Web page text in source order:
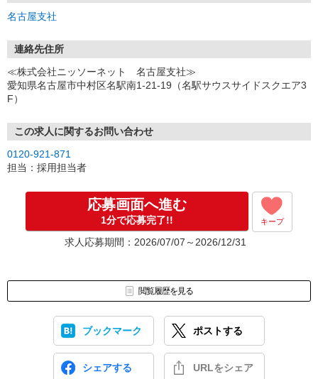
（2）面談・登録の実施
ご都合のよいお日にちをお聞かせください。
↓
（3）選考・お仕事のご案内
↓
（4）就業開始
能です。
名古屋支社
連絡先住所
≪株式会社ニッソーネット 名古屋支社≫
愛知県名古屋市中村区名駅南1-21-19（名駅サウスサイドスクエア3
F）
この求人に関するお問い合わせ
0120-921-871
担当：採用担当者
応募画面へ進む
1分で応募完了!! キープ
求人応募期間：2026/07/07～2026/12/31
閲覧履歴を見る
ブックマーク ポストする
シェアする URLをシェア